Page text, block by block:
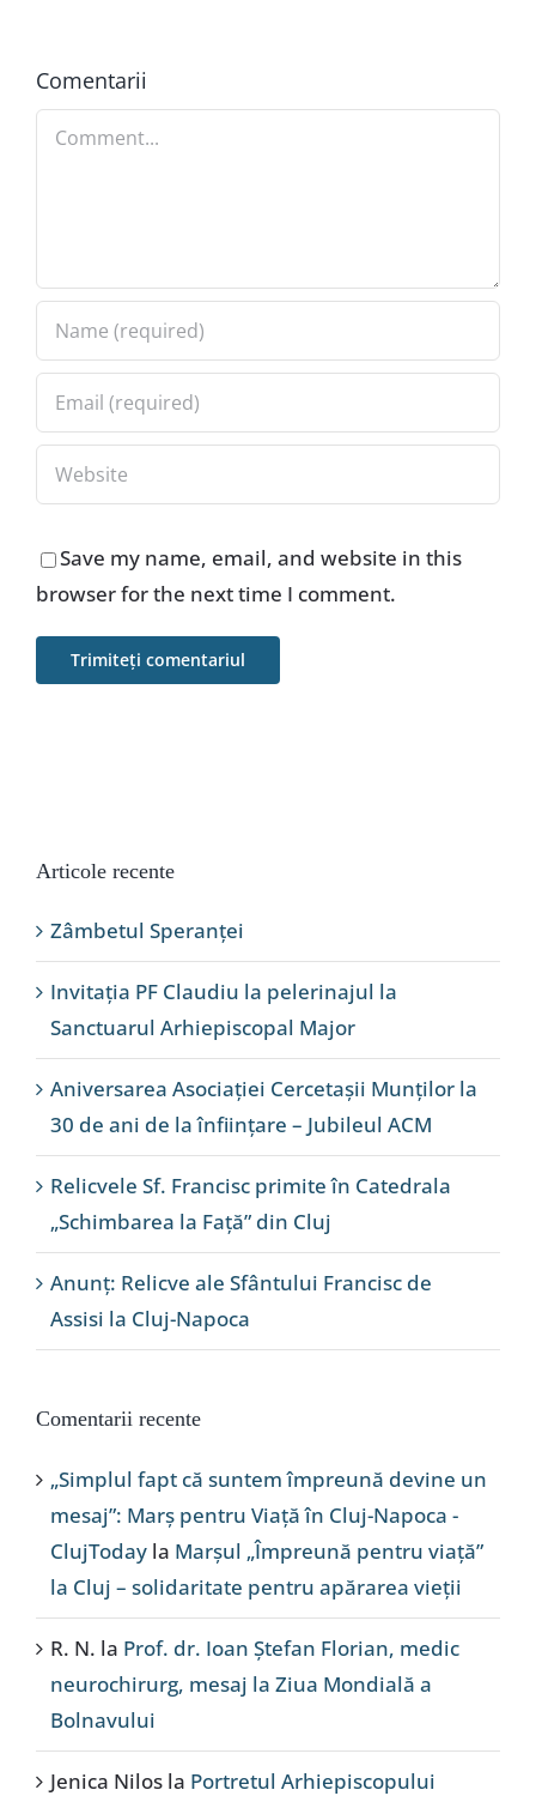
Comentarii
Comment
Save my name, email, and website in this
browser for the next time I comment.
Articole recente
Zâmbetul Speranței
Invitația PF Claudiu la pelerinajul la
Sanctuarul Arhiepiscopal Major
Aniversarea Asociației Cercetașii Munților la
30 de ani de la înființare – Jubileul ACM
Relicvele Sf. Francisc primite în Catedrala
„Schimbarea la Față” din Cluj
Anunț: Relicve ale Sfântului Francisc de
Assisi la Cluj-Napoca
Comentarii recente
„Simplul fapt că suntem împreună devine un
mesaj”: Marș pentru Viață în Cluj-Napoca -
ClujToday la Marșul „Împreună pentru viață”
la Cluj – solidaritate pentru apărarea vieții
R. N. la Prof. dr. Ioan Ștefan Florian, medic
neurochirurg, mesaj la Ziua Mondială a
Bolnavului
Jenica Nilos la Portretul Arhiepiscopului